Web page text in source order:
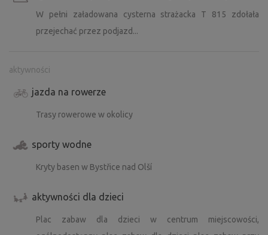
W pełni załadowana cysterna strażacka T 815 zdołała
przejechać przez podjazd...
aktywności
jazda na rowerze
Trasy rowerowe w okolicy
sporty wodne
Kryty basen w Bystřice nad Olší
aktywności dla dzieci
Plac zabaw dla dzieci w centrum miejscowości,